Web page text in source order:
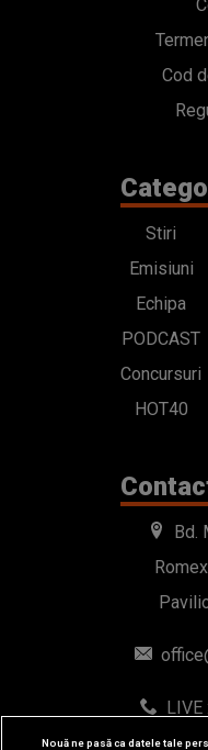
Cod
Stiri
Emisiuni
Echipa
PODCAST
Concursuri
HOT40
Bd.
LIVE
Nouă ne pasă ca datele tale